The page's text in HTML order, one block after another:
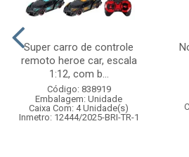
Super carro de controle
remoto heroe car, escala
1:12, com b...
Código: 838919
Embalagem: Unidade
Caixa Com: 4 Unidade(s)
Inmetro: 12444/2025-BRI-TR-1